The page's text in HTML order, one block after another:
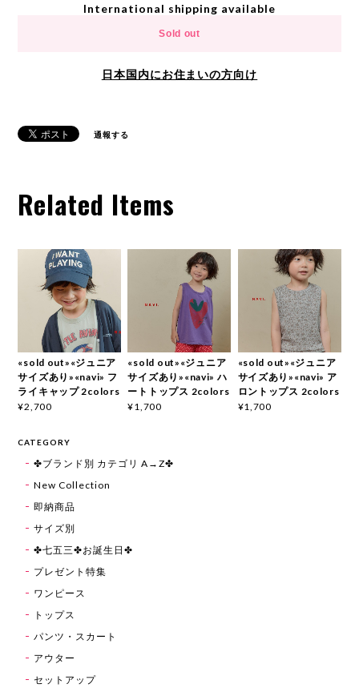
International shipping available
Sold out
日本国内にお住まいの方向け
通報する
Related Items
«sold out»«ジュニア
サイズあり»«navi» フ
ライキャップ 2colors
¥2,700
«sold out»«ジュニア
サイズあり»«navi» ハ
ートトップス 2colors
¥1,700
«sold out»«ジュニア
サイズあり»«navi» ア
ロントップス 2colors
¥1,700
CATEGORY
✤ブランド別 カテゴリ A→Z✤
New Collection
即納商品
サイズ別
✤七五三✤お誕生日✤
プレゼント特集
ワンピース
トップス
パンツ・スカート
アウター
セットアップ